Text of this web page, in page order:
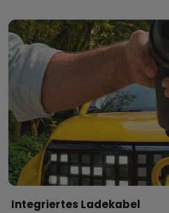
​Integriertes Ladekabel